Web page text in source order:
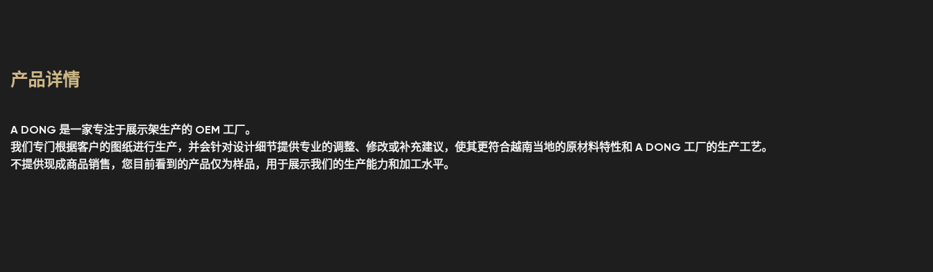
产品详情
A DONG 是一家专注于展示架生产的 OEM 工厂。
我们专门根据客户的图纸进行生产，并会针对设计细节提供专业的调整、修改或补充建议，使其更符合越南当地的原材料特性和 A DONG 工厂的生产工艺。
不提供现成商品销售，您目前看到的产品仅为样品，用于展示我们的生产能力和加工水平。